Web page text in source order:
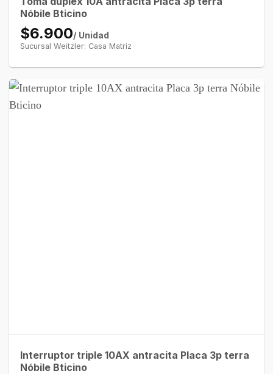
Nóbile Bticino
$6.900/ Unidad
Sucursal Weitzler: Casa Matriz
Interruptor triple 10AX antracita Placa 3p terra
Nóbile Bticino